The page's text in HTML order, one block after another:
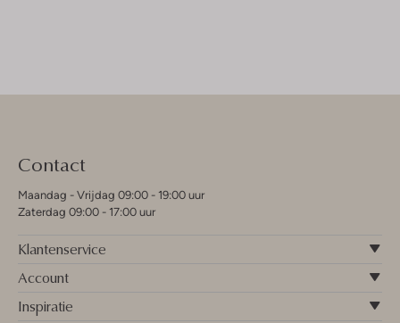
Contact
Maandag - Vrijdag 09:00 - 19:00 uur
Zaterdag 09:00 - 17:00 uur
Klantenservice
Account
Inspiratie